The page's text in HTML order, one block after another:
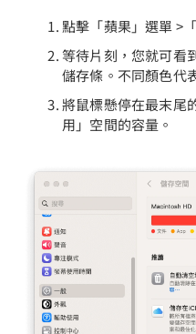
點擊「蘋果」選單 >
等待片刻，您就可看
儲存條。不同顏色代
將鼠標懸停在最末尾
用」空間的容量。